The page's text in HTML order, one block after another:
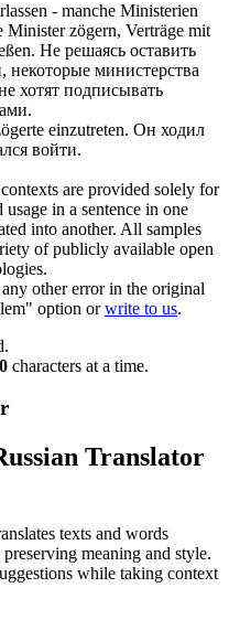
- manche Ministerien
Ministerzögern, Verträge mit
Не решаясь оставить
некоторые министерства
хотят подписывать
einzutreten. Он ходил
войти.
are provided solely for
in a sentence in one
into another. All samples
of publicly available open
other error in the original
option orwrite to us.
characters at a time.
Translator
texts and words
meaning and style.
while taking context